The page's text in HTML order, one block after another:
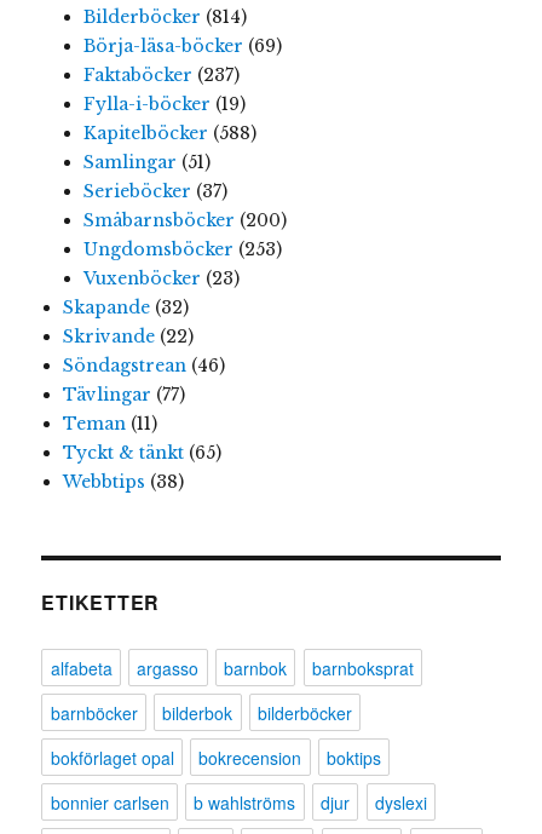
Bilderböcker (814)
Börja-läsa-böcker (69)
Faktaböcker (237)
Fylla-i-böcker (19)
Kapitelböcker (588)
Samlingar (51)
Serieböcker (37)
Småbarnsböcker (200)
Ungdomsböcker (253)
Vuxenböcker (23)
Skapande(32)
Skrivande(22)
Söndagstrean(46)
Tävlingar (77)
Teman(11)
Tyckt & tänkt(65)
Webbtips (38)
ETIKETTER
alfabeta argasso barnbok
barnboksprat
barnböcker
bilderbok
bilderböcker
bokförlaget opal
bokrecension
boktips
bonnier carlsen
b wahlströms djur
dyslexi